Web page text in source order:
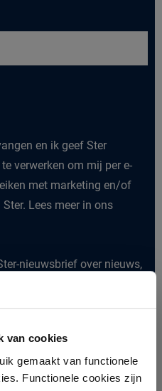
van cookies
gemaakt van functionele
Functionele cookies zijn
en ik geef Ster
verwerken om mij per e-
met marketing en/of
Lees meer in ons